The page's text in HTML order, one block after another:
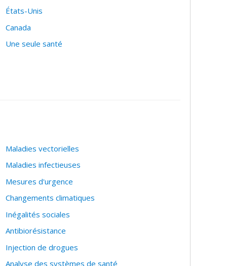
États-Unis
Canada
Une seule santé
Maladies vectorielles
Maladies infectieuses
Mesures d'urgence
Changements climatiques
Inégalités sociales
Antibiorésistance
Injection de drogues
Analyse des systèmes de santé